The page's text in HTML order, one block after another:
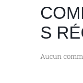
S
Aucun